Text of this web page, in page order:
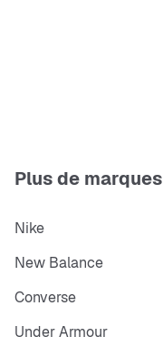
Plus de marques
Nike
New Balance
Converse
Under Armour